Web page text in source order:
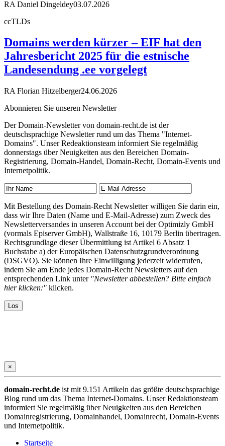
RA Daniel Dingeldey03.07.2026
ccTLDs
Domains werden kürzer – EIF hat den
Jahresbericht 2025 für die estnische
Landesendung .ee vorgelegt
RA Florian Hitzelberger24.06.2026
Abonnieren Sie unseren Newsletter
Der Domain-Newsletter von domain-recht.de ist der
deutschsprachige Newsletter rund um das Thema "Internet-
Domains". Unser Redeaktionsteam informiert Sie regelmäßig
donnerstags über Neuigkeiten aus den Bereichen Domain-
Registrierung, Domain-Handel, Domain-Recht, Domain-Events und
Internetpolitik.
Mit Bestellung des Domain-Recht Newsletter willigen Sie darin ein,
dass wir Ihre Daten (Name und E-Mail-Adresse) zum Zweck des
Newsletterversandes in unseren Account bei der Optimizly GmbH
(vormals Episerver GmbH), Wallstraße 16, 10179 Berlin übertragen.
Rechtsgrundlage dieser Übermittlung ist Artikel 6 Absatz 1
Buchstabe a) der Europäischen Datenschutzgrundverordnung
(DSGVO). Sie können Ihre Einwilligung jederzeit widerrufen,
indem Sie am Ende jedes Domain-Recht Newsletters auf den
entsprechenden Link unter "Newsletter abbestellen? Bitte einfach
hier klicken:" klicken.
×
domain-recht.de ist mit 9.151 Artikeln das größte deutschsprachige
Blog rund um das Thema Internet-Domains. Unser Redaktionsteam
informiert Sie regelmäßig über Neuigkeiten aus den Bereichen
Domainregistrierung, Domainhandel, Domainrecht, Domain-Events
und Internetpolitik.
Startseite